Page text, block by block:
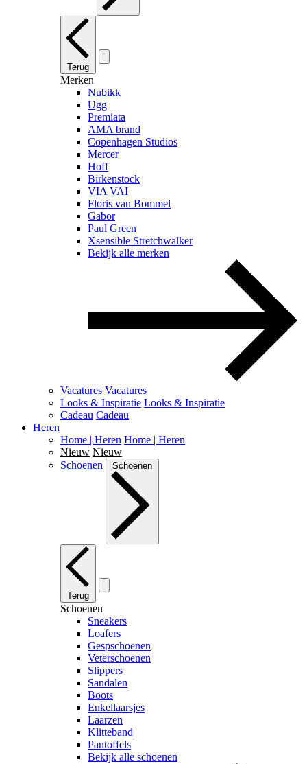
Terug
Merken
Nubikk
Ugg
Premiata
AMA brand
Copenhagen Studios
Mercer
Hoff
Birkenstock
VIA VAI
Floris van Bommel
Gabor
Paul Green
Xsensible Stretchwalker
Bekijk alle merken
Vacatures Vacatures
Looks & Inspiratie Looks & Inspiratie
Cadeau Cadeau
Heren
Home | Heren Home | Heren
Nieuw Nieuw
Schoenen
Schoenen
Terug
Schoenen
Sneakers
Loafers
Gespschoenen
Veterschoenen
Slippers
Sandalen
Boots
Enkellaarsjes
Laarzen
Klitteband
Pantoffels
Bekijk alle schoenen